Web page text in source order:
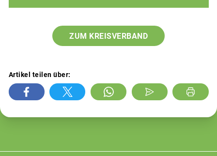
ZUM KREISVERBAND
Artikel teilen über: